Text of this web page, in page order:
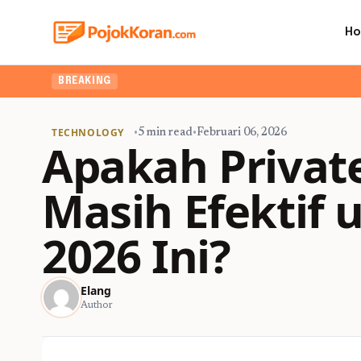
BREAKING
TECHNOLOGY •5 min read•Februari 06, 2026
Apakah
Masih Efektif
2026 Ini?
Elang
Author